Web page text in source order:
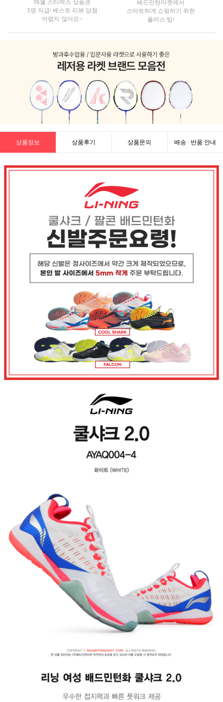
매월 스타벅스 상품권
3명 지급! 베스트 리뷰 당첨
어렵지 않아요~
배드민턴마켓에서
스마트하게 쇼핑하기 위한
플러스 팁!
상품정보 상품후기 상품문의 배송 · 반품 안내